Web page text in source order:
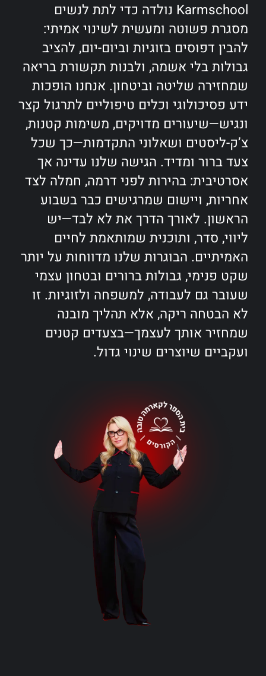
Karmschool נולדה כדי לתת לנשים
מסגרת פשוטה ומעשית לשינוי אמיתי:
להבין דפוסים בזוגיות וביום-יום, להציב
גבולות בלי אשמה, ולבנות תקשורת בריאה
שמחזירה שליטה וביטחון. אנחנו הופכות
ידע פסיכולוגי וכלים טיפוליים לתרגול קצר
ונגיש—שיעורים מדויקים, משימות קטנות,
צ’ק-ליסטים ושאלוני התקדמות—כך שכל
צעד ברור ומדיד. הגישה שלנו עדינה אך
אסרטיבית: בהירות לפני דרמה, חמלה לצד
אחריות, ויישום שמרגישים כבר בשבוע
הראשון. לאורך הדרך את לא לבד—יש
ליווי, סדר, ותוכנית שמותאמת לחיים
האמיתיים. הבוגרות שלנו מדווחות על יותר
שקט פנימי, גבולות ברורים ובטחון עצמי
שעובר גם לעבודה, למשפחה ולזוגיות. זו
לא הבטחה ריקה, אלא תהליך מובנה
שמחזיר אותך לעצמך—בצעדים קטנים
ועקביים שיוצרים שינוי גדול.